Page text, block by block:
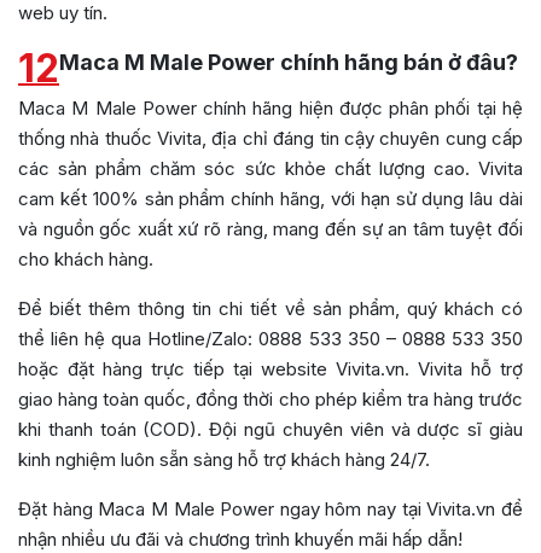
web uy tín.
12Maca M Male Power chính hãng bán ở đâu?
Maca M Male Power chính hãng hiện được phân phối tại hệ
thống nhà thuốc Vivita, địa chỉ đáng tin cậy chuyên cung cấp
các sản phẩm chăm sóc sức khỏe chất lượng cao. Vivita
cam kết 100% sản phẩm chính hãng, với hạn sử dụng lâu dài
và nguồn gốc xuất xứ rõ ràng, mang đến sự an tâm tuyệt đối
cho khách hàng.
Để biết thêm thông tin chi tiết về sản phẩm, quý khách có
thể liên hệ qua Hotline/Zalo: 0888 533 350 – 0888 533 350
hoặc đặt hàng trực tiếp tại website Vivita.vn. Vivita hỗ trợ
giao hàng toàn quốc, đồng thời cho phép kiểm tra hàng trước
khi thanh toán (COD). Đội ngũ chuyên viên và dược sĩ giàu
kinh nghiệm luôn sẵn sàng hỗ trợ khách hàng 24/7.
Đặt hàng Maca M Male Power ngay hôm nay tại Vivita.vn để
nhận nhiều ưu đãi và chương trình khuyến mãi hấp dẫn!